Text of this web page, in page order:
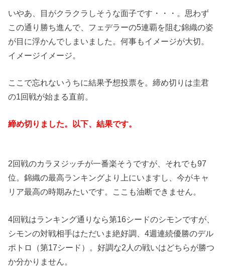
いやあ、目がクラクラしそうな面子です・・・。思わず
この通り勝ち進んで、フェデラーの5連覇を阻む錦織の姿
が目に浮かんでしまいました。何事もイメージが大切。
イメージイメージ。
ここで忘れないうちに結果予想投票を。締め切りは圭君
の1回戦が始まる直前。
締め切りました。以下、結果です。
2回戦のカラヌジッチが一番楽そうですが、それでも97
位。錦織の最高ランキングより上にいますし、今がキャ
リア最高の時期みたいです。ここも油断できません。
4回戦はランキング通りなら第16シードのシモンですが、
シモンの対戦相手はただいま絶好調、4週連続優勝のデル
ポトロ（第17シード）。好調な2人の戦いはどちらが勝つ
か分かりません。